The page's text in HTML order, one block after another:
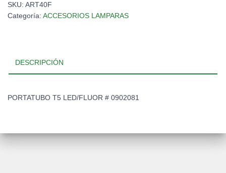
0902081
cantidad
SKU: ART40F
Categoría: ACCESORIOS LAMPARAS
DESCRIPCIÓN
PORTATUBO T5 LED/FLUOR # 0902081